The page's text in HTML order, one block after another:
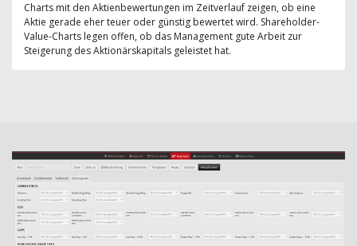
Charts mit den Aktienbewertungen im Zeitverlauf zeigen, ob eine
Aktie gerade eher teuer oder günstig bewertet wird. Shareholder-
Value-Charts legen offen, ob das Management gute Arbeit zur
Steigerung des Aktionärskapitals geleistet hat.